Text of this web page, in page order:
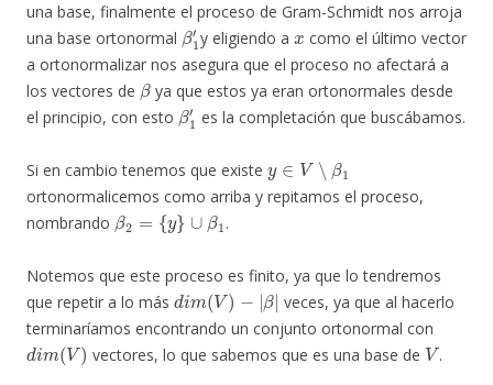
una base, finalmente el proceso de Gram-Schmidt nos arroja
una base ortonormal
β1′
y eligiendo a
x
como el último vector
a ortonormalizar nos asegura que el proceso no afectará a
los vectores de
β
ya que estos ya eran ortonormales desde
el principio, con esto
β1
es la completación que buscábamos.
Si en cambio tenemos que existe
V∖ β 1
ortonormalicemos como arriba y repitamos el proceso,
nombrando
β2={y}∪β1
.
Notemos que este proceso es finito, ya que lo tendremos
que repetir a lo más
dim(V)−|β|
veces, ya que al hacerlo
terminaríamos encontrando un conjunto ortonormal con
dim(V)
vectores, lo que sabemos que es una base de
V
.